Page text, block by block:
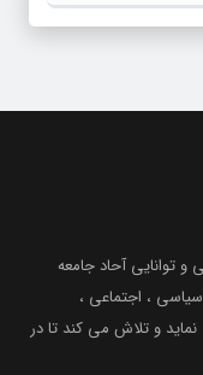
و توانایی آحاد جامعه
سیاسی ، اجتماعی ،
و تلاش می کند تا در